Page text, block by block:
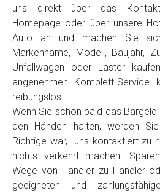
uns direkt über das
Homepage oder über unsere
Auto an und machen Sie
Markenname, Modell, Baujahr,
Unfallwagen oder Laster
angenehmen Komplett-
reibungslos.
Wenn Sie schon bald das
den Händen halten, werden
Richtige war, uns kontaktiert zu
nichts verkehrt machen.
Wege von Händler zu Händler
geeigneten und